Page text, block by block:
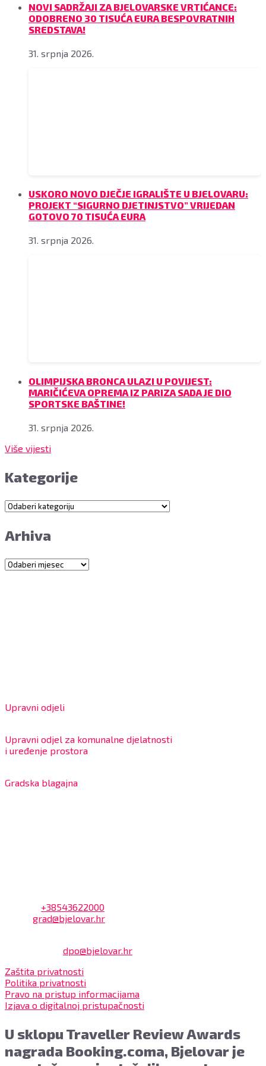
NOVI SADRŽAJI ZA BJELOVARSKE VRTIĆANCE:
ODOBRENO 30 TISUĆA EURA BESPOVRATNIH
SREDSTAVA!
31. srpnja 2026.
USKORO NOVO DJEČJE IGRALIŠTE U BJELOVARU:
PROJEKT “SIGURNO DJETINJSTVO” VRIJEDAN
GOTOVO 70 TISUĆA EURA
31. srpnja 2026.
OLIMPIJSKA BRONCA ULAZI U POVIJEST:
MARIČIĆEVA OPREMA IZ PARIZA SADA JE DIO
SPORTSKE BAŠTINE!
31. srpnja 2026.
Više vijesti
Kategorije
Kategorije
Arhiva
Arhiva
Upravni odjeli
Upravni odjel za komunalne djelatnosti
i uređenje prostora
Gradska blagajna
+38543622000
grad@bjelovar.hr
dpo@bjelovar.hr
Zaštita privatnosti
Politika privatnosti
Pravo na pristup informacijama
Izjava o digitalnoj pristupačnosti
U sklopu Traveller Review Awards
nagrada Booking.coma, Bjelovar je